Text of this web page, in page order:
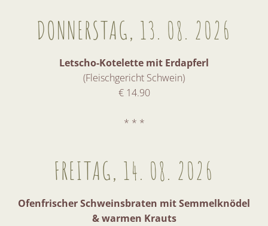
DONNERSTAG, 13. 08. 2026
Letscho-Kotelette mit Erdapferl
(Fleischgericht Schwein)
€ 14.90
* * *
FREITAG, 14. 08. 2026
Ofenfrischer Schweinsbraten mit Semmelknödel
& warmen Krauts